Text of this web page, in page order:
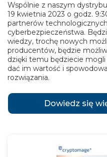
Wspólnie z naszym
19 kwietnia 2023 o godz.
partnerów
cyberbezpieczeństwa.
wiedzy, trochę nowych
producentów, będzie
dzięki temu będziecie
dać im wartość i
rozwiązania.
Dowiedz się